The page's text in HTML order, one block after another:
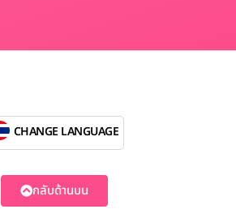
CHANGE LANGUAGE
กลับด้านบน